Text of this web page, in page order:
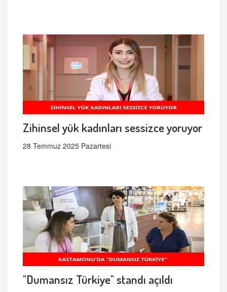
Zihinsel yük kadınları sessizce yoruyor
28 Temmuz 2025 Pazartesi
"Dumansız Türkiye" standı açıldı